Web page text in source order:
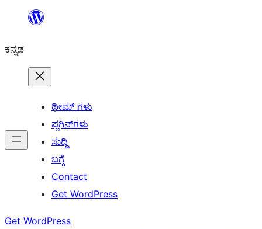
ವಿಷಯಕ್ಕೆ
ಕನ್ನಡ
ಥೀಮ್ ಗಳು
ಪ್ಲಗಿನ್‌ಗಳು
ಸುದ್ದಿ
ಬಗ್ಗೆ
Contact
Get WordPress
Get WordPress